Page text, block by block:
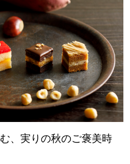
、実りの秋のご褒美時